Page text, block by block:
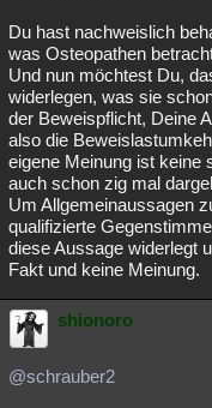
Du hast nachweislich
was Osteopathen
Und nun möchtest Du,
widerlegen, was sie
der Beweispflicht, Deine
also die
eigene Meinung ist keine
auch schon zig mal
Um Allgemeinaussagen
qualifizierte
diese Aussage widerlegt
Fakt und keine Meinung.
shionoro
@schrauber2